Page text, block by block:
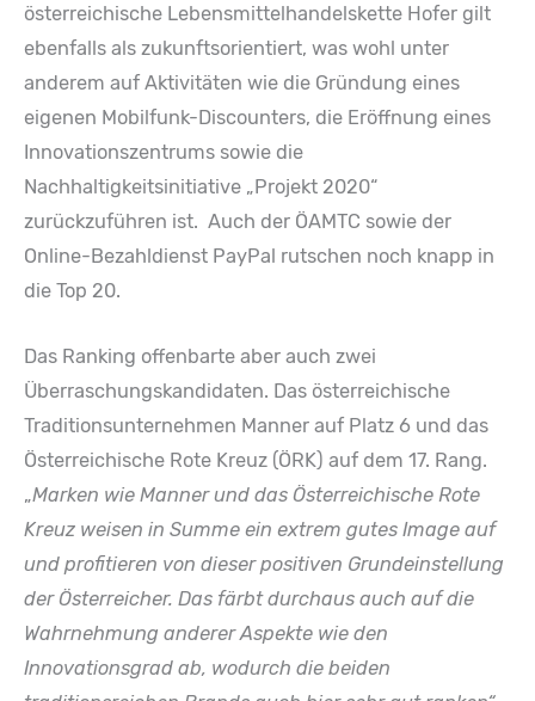
österreichische Lebensmittelhandelskette Hofer gilt
ebenfalls als zukunftsorientiert, was wohl unter
anderem auf Aktivitäten wie die Gründung eines
eigenen Mobilfunk-Discounters, die Eröffnung eines
Innovationszentrums sowie die
Nachhaltigkeitsinitiative „Projekt 2020“
zurückzuführen ist. Auch der ÖAMTC sowie der
Online-Bezahldienst PayPal rutschen noch knapp in
die Top 20.
Das Ranking offenbarte aber auch zwei
Überraschungskandidaten. Das österreichische
Traditionsunternehmen Manner auf Platz 6 und das
Österreichische Rote Kreuz (ÖRK) auf dem 17. Rang.
„Marken wie Manner und das Österreichische Rote
Kreuz weisen in Summe ein extrem gutes Image auf
und profitieren von dieser positiven Grundeinstellung
der Österreicher. Das färbt durchaus auch auf die
Wahrnehmung anderer Aspekte wie den
Innovationsgrad ab, wodurch die beiden